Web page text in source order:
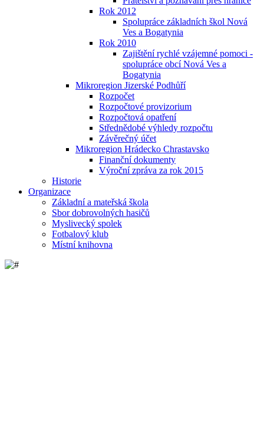
Rok 2012
Spolupráce základních škol Nová
Ves a Bogatynia
Rok 2010
Zajištění rychlé vzájemné pomoci -
spolupráce obcí Nová Ves a
Bogatynia
Mikroregion Jizerské Podhůří
Rozpočet
Rozpočtové provizorium
Rozpočtová opatření
Střednědobé výhledy rozpočtu
Závěrečný účet
Mikroregion Hrádecko Chrastavsko
Finanční dokumenty
Výroční zpráva za rok 2015
Historie
Organizace
Základní a mateřská škola
Sbor dobrovolných hasičů
Myslivecký spolek
Fotbalový klub
Místní knihovna